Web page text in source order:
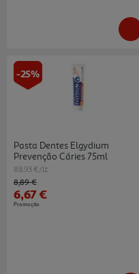
-25%
Pasta Dentes Elgydium
Prevenção Cáries 75ml
88.93 €/Lt
Price reduced from
8,89 €to
6,67 €
Promoção